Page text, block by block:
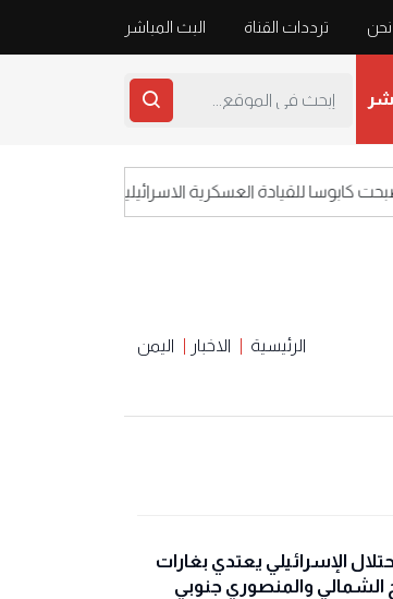
ترددات القناة البث المباشر
للقيادة العسكرية الاسرائيلية
الرئيسية الاخبار اليمن
الإسرائيلي يعتدي بغارات
الشمالي والمنصوري جنوبي